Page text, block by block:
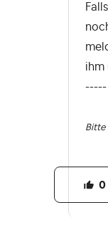
ihm
-----
Bitte
0